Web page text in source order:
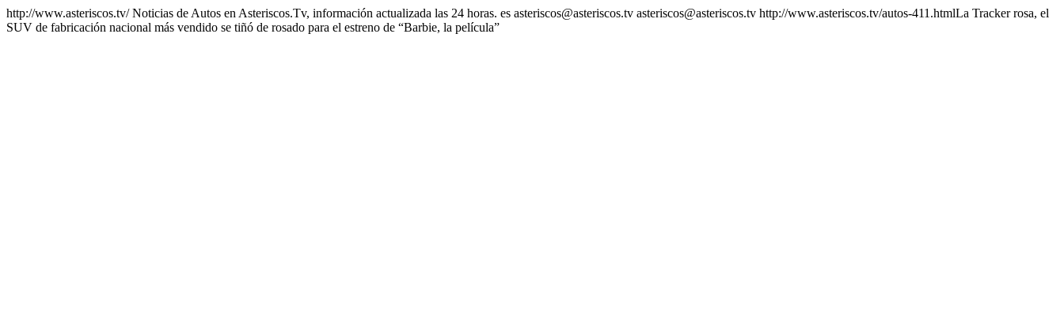
http://www.asteriscos.tv/Noticias de Autos en Asteriscos.Tv, información actualizada las 24 horas. es asteriscos@asteriscos.tv asteriscos@asteriscos.tv http://www.asteriscos.tv/autos-411.htmlLa Tracker rosa, el
SUV de fabricación nacional más vendido se tiñó de rosado para el estreno de “Barbie, la película”